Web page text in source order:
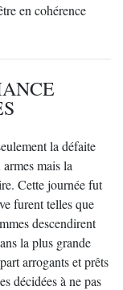
en cohérence
la défaite
mais la
Cette journée fut
furent telles que
descendirent
la plus grande
arrogants et prêts
décidées à ne pas